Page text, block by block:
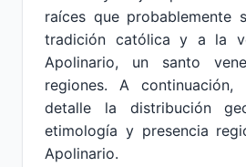
raíces que probablemente
tradición católica y a la
Apolinario, un santo
regiones. A
detalle la distribución
etimología y presencia
Apolinario.